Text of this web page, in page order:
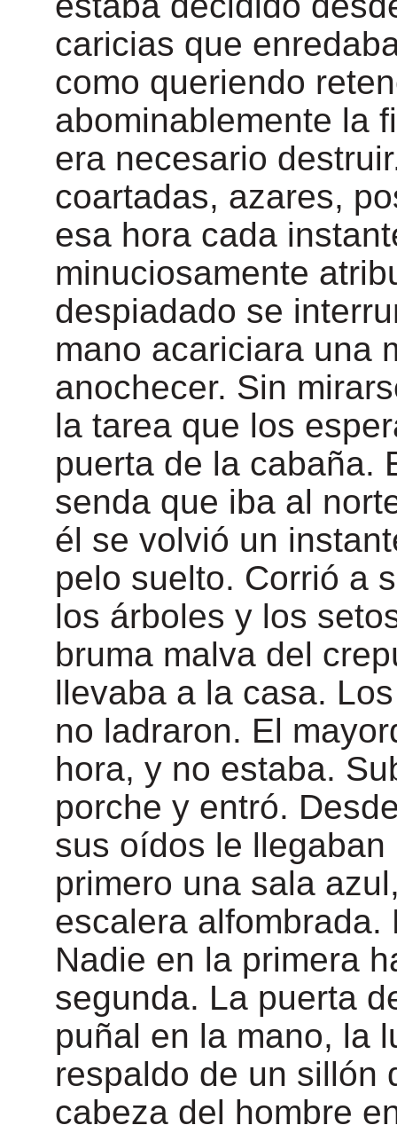
caricias que
como queriendo
abominablemente la
era necesario
coartadas, azares,
esa hora cada
minuciosamente
despiadado se
mano acariciara una
anochecer. Sin
la tarea que los
puerta de la cabaña.
senda que iba al
él se volvió un
pelo suelto. Corrió a
los árboles y los
bruma malva del
llevaba a la casa.
no ladraron. El
hora, y no estaba.
porche y entró.
sus oídos le
primero una sala
escalera
Nadie en la primera
segunda. La puerta
puñal en la mano, la
respaldo de un sillón
cabeza del hombre